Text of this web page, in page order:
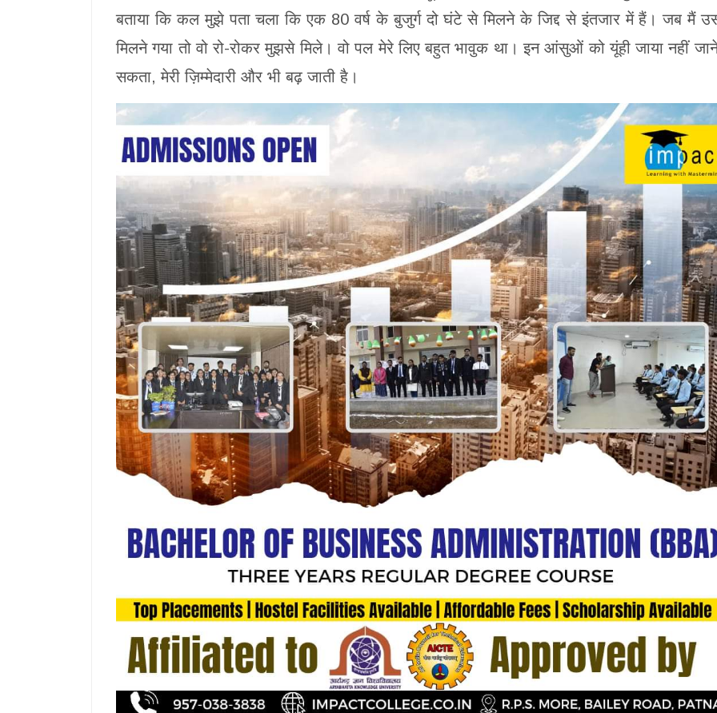
बताया कि कल मुझे पता चला कि एक 80 वर्ष के बुजुर्ग दो घंटे से मिलने के जिद्द से इंतजार में हैं। जब मैं
मिलने गया तो वो रो-रोकर मुझसे मिले। वो पल मेरे लिए बहुत भावुक था। इन आंसुओं को यूंही जाया नहीं
सकता, मेरी ज़िम्मेदारी और भी बढ़ जाती है।